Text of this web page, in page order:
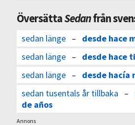
ÖversättaSedanfrån
sedan länge– desde hace
sedan länge– desde hace
sedan länge– desde hacía
sedan tusentals år tillbaka –
de años
Annons